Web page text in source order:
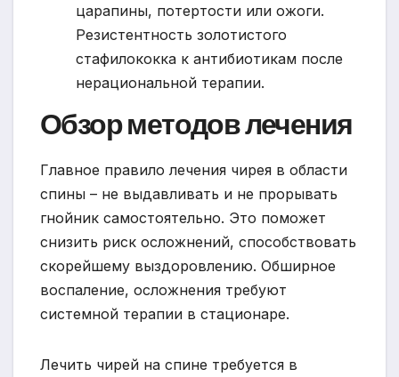
царапины, потертости или ожоги.
Резистентность золотистого
стафилококка к антибиотикам после
нерациональной терапии.
Обзор методов лечения
Главное правило лечения чирея в области
спины – не выдавливать и не прорывать
гнойник самостоятельно. Это поможет
снизить риск осложнений, способствовать
скорейшему выздоровлению. Обширное
воспаление, осложнения требуют
системной терапии в стационаре.
Лечить чирей на спине требуется в